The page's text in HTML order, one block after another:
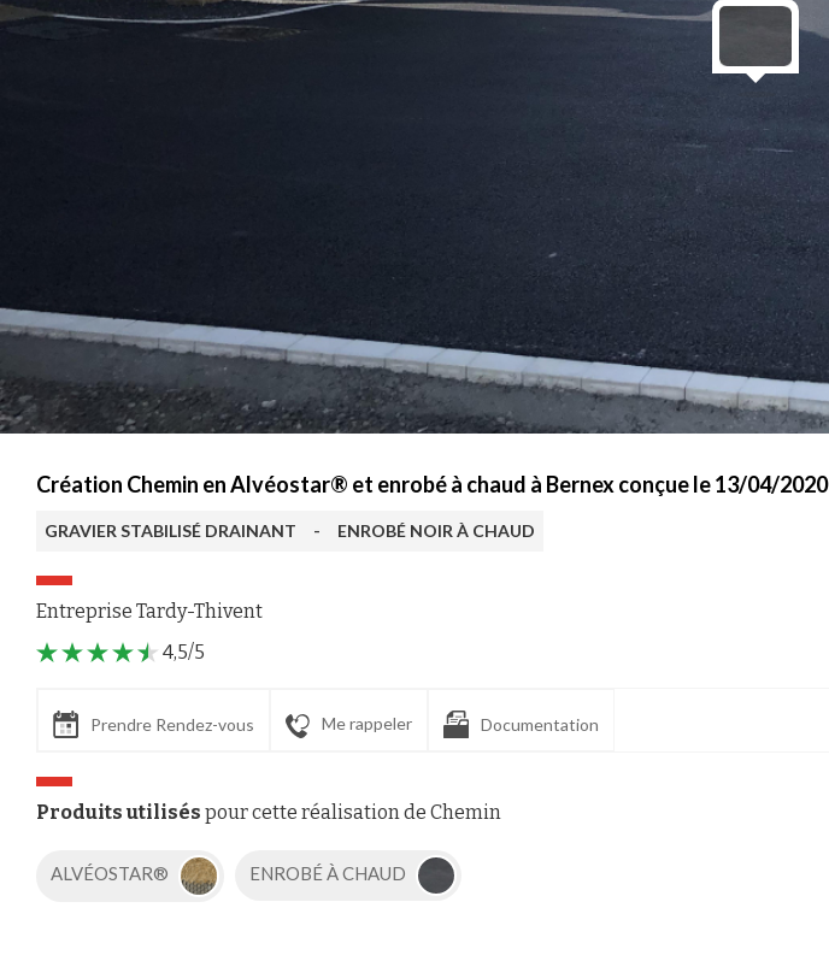
Création Chemin en Alvéostar® et enrobé à chaud à Bernex conçue le 13/04/2020
GRAVIER STABILISÉ DRAINANT - ENROBÉ NOIR À CHAUD
Entreprise Tardy-Thivent
4,5/5
Prendre Rendez-vous Me rappeler Documentation
Produits utilisés pour cette réalisation de Chemin
ALVÉOSTAR® ENROBÉ À CHAUD